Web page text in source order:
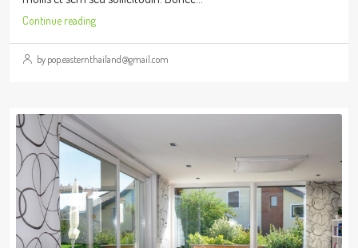
Continue reading
by pop.easternthailand@gmail.com